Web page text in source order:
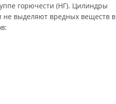
горючести (НГ). Цилиндры
не выделяют вредных веществ в